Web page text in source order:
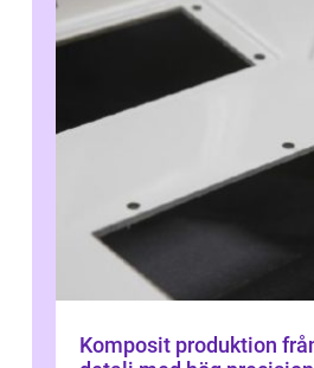
Komposit produktion från idé till färdig